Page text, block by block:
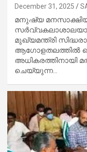
December 31, 2025
മനുഷ്യ
മുഖ്യമന്ത്രി
ആഗോളതലത്തിൽ
അധികരത്തിനായി
ചെയ്യുന്ന…